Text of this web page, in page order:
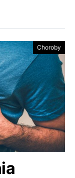
Choroby